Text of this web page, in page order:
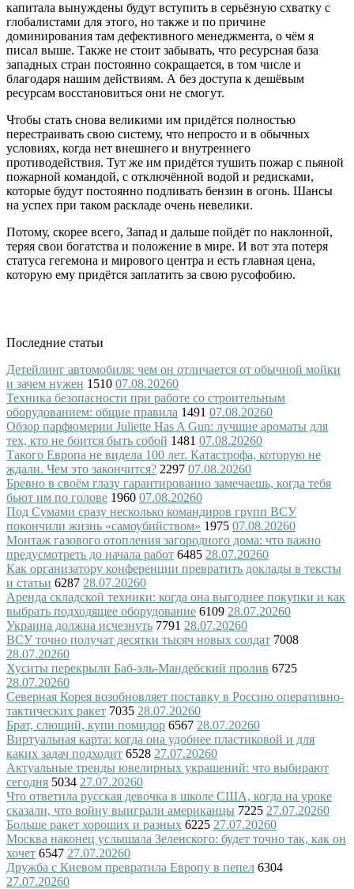
капитала вынуждены будут вступить в серьёзную схватку с
глобалистами для этого, но также и по причине
доминирования там дефективного менеджмента, о чём я
писал выше. Также не стоит забывать, что ресурсная база
западных стран постоянно сокращается, в том числе и
благодаря нашим действиям. А без доступа к дешёвым
ресурсам восстановиться они не смогут.
Чтобы стать снова великими им придётся полностью
перестраивать свою систему, что непросто и в обычных
условиях, когда нет внешнего и внутреннего
противодействия. Тут же им придётся тушить пожар с пьяной
пожарной командой, с отключённой водой и редисками,
которые будут постоянно подливать бензин в огонь. Шансы
на успех при таком раскладе очень невелики.
Потому, скорее всего, Запад и дальше пойдёт по наклонной,
теряя свои богатства и положение в мире. И вот эта потеря
статуса гегемона и мирового центра и есть главная цена,
которую ему придётся заплатить за свою русофобию.
Последние статьи
Детейлинг автомобиля: чем он отличается от обычной мойки
и зачем нужен 1510 07.08.20260
Техника безопасности при работе со строительным
оборудованием: общие правила 1491 07.08.20260
Обзор парфюмерии Juliette Has A Gun: лучшие ароматы для
тех, кто не боится быть собой 1481 07.08.20260
Такого Европа не видела 100 лет. Катастрофа, которую не
ждали. Чем это закончится? 2297 07.08.20260
Бревно в своём глазу гарантированно замечаешь, когда тебя
бьют им по голове 1960 07.08.20260
Под Сумами сразу несколько командиров групп ВСУ
покончили жизнь «самоубийством» 1975 07.08.20260
Монтаж газового отопления загородного дома: что важно
предусмотреть до начала работ 6485 28.07.20260
Как организатору конференции превратить доклады в тексты
и статьи 6287 28.07.20260
Аренда складской техники: когда она выгоднее покупки и как
выбрать подходящее оборудование 6109 28.07.20260
Украина должна исчезнуть 7791 28.07.20260
ВСУ точно получат десятки тысяч новых солдат 7008
28.07.20260
Хуситы перекрыли Баб-эль-Мандебский пролив 6725
28.07.20260
Северная Корея возобновляет поставку в Россию оперативно-
тактических ракет 7035 28.07.20260
Брат, слющий, купи помидор 6567 28.07.20260
Виртуальная карта: когда она удобнее пластиковой и для
каких задач подходит 6528 27.07.20260
Актуальные тренды ювелирных украшений: что выбирают
сегодня 5034 27.07.20260
Что ответила русская девочка в школе США, когда на уроке
сказали, что войну выиграли американцы 7225 27.07.20260
Больше ракет хороших и разных 6225 27.07.20260
Москва наконец услышала Зеленского: будет точно так, как он
хочет 6547 27.07.20260
Дружба с Киевом превратила Европу в пепел 6304
27.07.20260